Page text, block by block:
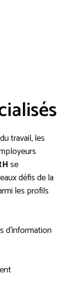
travail, les
se
défis de la
les profils
d’information